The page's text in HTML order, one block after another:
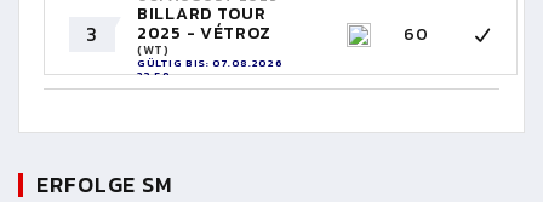
3
BILLARD TOUR
2025 - VÉTROZ
(WT)
GÜLTIG BIS: 07.08.2026
23:59
60
ERFOLGE SM